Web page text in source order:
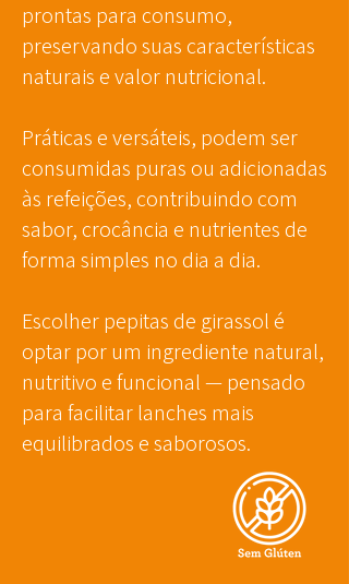
prontas para consumo,
preservando suas características
naturais e valor nutricional.
Práticas e versáteis, podem ser
consumidas puras ou adicionadas
às refeições, contribuindo com
sabor, crocância e nutrientes de
forma simples no dia a dia.
Escolher pepitas de girassol é
optar por um ingrediente natural,
nutritivo e funcional — pensado
para facilitar lanches mais
equilibrados e saborosos.